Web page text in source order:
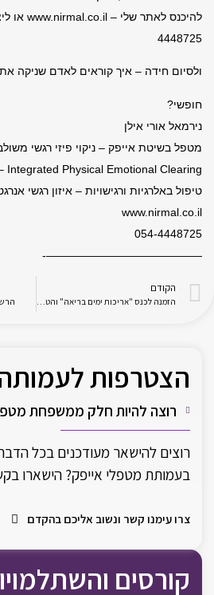
קורסים
הצטרפות
רוצה להיות חלק ממשפחת
רוצים להישאר מעודכנים בכל
בעמותת מטפלי אייפק? הישארו
צרו עימנו קשר ונשוב אליכם בהקדם
4448725
ולסיום חידה – איך קוראים לאדם שניקה
חופשי?
נירמאל אורי אילן
מטפל בשיטת אייפק – ניקוי פיזי רגשי
Integrated Physical Emotional Clearing
טיפול באלרגיות ורגישויות – איזון רגשי
www.nirmal.co.il
054-4448725
——————————————-
הקודם
הזמנה לכנס "אריכות ימים בריאה" והטבה מיוחדת